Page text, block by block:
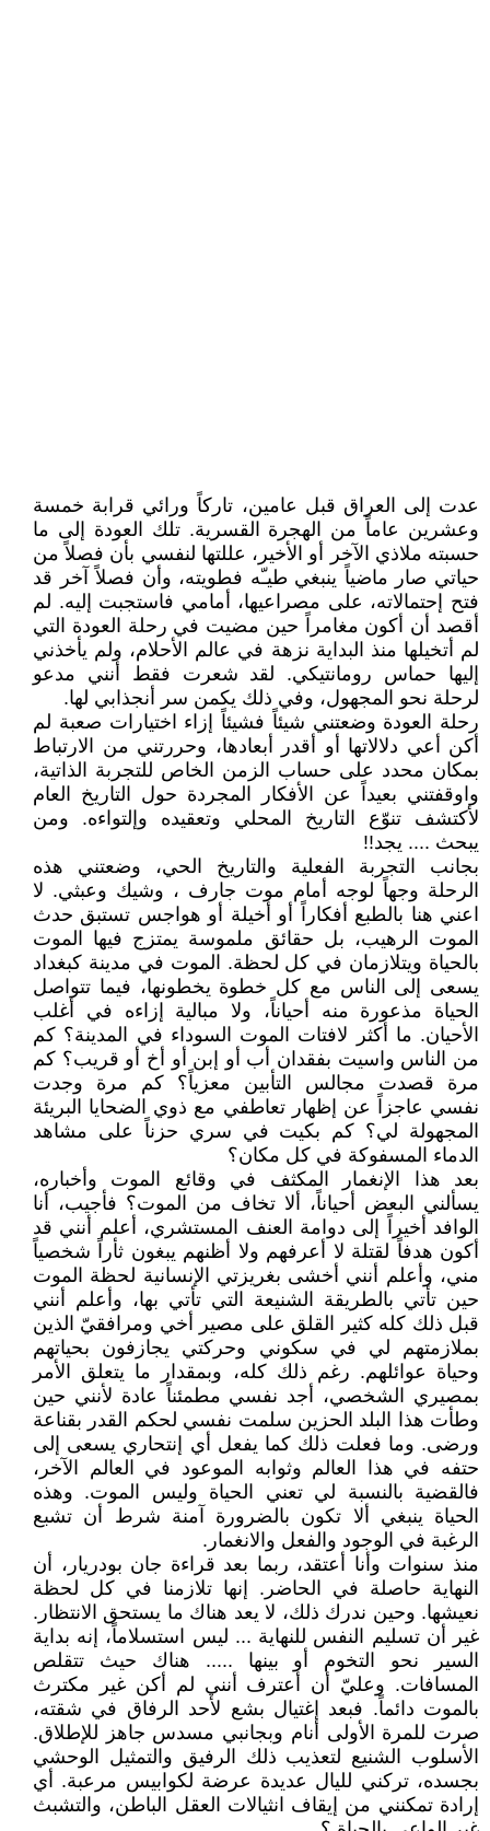
عدت إلى العراق قبل عامين، تاركاً ورائي قرابة خمسة
وعشرين عاماً من الهجرة القسرية. تلك العودة إلى ما
حسبته ملاذي الآخر أو الأخير، عللتها لنفسي بأن فصلاً من
حياتي صار ماضياً ينبغي طيـّه فطويته، وأن فصلاً آخر قد
فتح إحتمالاته، على مصراعيها، أمامي فاستجبت إليه. لم
أقصد أن أكون مغامراً حين مضيت في رحلة العودة التي
لم أتخيلها منذ البداية نزهة في عالم الأحلام، ولم يأخذني
إليها حماس رومانتيكي. لقد شعرت فقط أنني مدعو
لرحلة نحو المجهول، وفي ذلك يكمن سر أنجذابي لها.
رحلة العودة وضعتني شيئاً فشيئاً إزاء اختيارات صعبة لم
أكن أعي دلالاتها أو أقدر أبعادها، وحررتني من الارتباط
بمكان محدد على حساب الزمن الخاص للتجربة الذاتية،
واوقفتني بعيداً عن الأفكار المجردة حول التاريخ العام
لأكتشف تنوّع التاريخ المحلي وتعقيده وإلتواءه. ومن
يبحث .... يجد!!
بجانب التجربة الفعلية والتاريخ الحي، وضعتني هذه
الرحلة وجهاً لوجه أمام موت جارف ، وشيك وعبثي. لا
اعني هنا بالطبع أفكاراً أو أخيلة أو هواجس تستبق حدث
الموت الرهيب، بل حقائق ملموسة يمتزج فيها الموت
بالحياة ويتلازمان في كل لحظة. الموت في مدينة كبغداد
يسعى إلى الناس مع كل خطوة يخطونها، فيما تتواصل
الحياة مذعورة منه أحياناً، ولا مبالية إزاءه في أغلب
الأحيان. ما أكثر لافتات الموت السوداء في المدينة؟ كم
من الناس واسيت بفقدان أب أو إبن أو أخ أو قريب؟ كم
مرة قصدت مجالس التأبين معزياً؟ كم مرة وجدت
نفسي عاجزاً عن إظهار تعاطفي مع ذوي الضحايا البريئة
المجهولة لي؟ كم بكيت في سري حزناً على مشاهد
الدماء المسفوكة في كل مكان؟
بعد هذا الإنغمار المكثف في وقائع الموت وأخباره،
يسألني البعض أحياناً، ألا تخاف من الموت؟ فأجيب، أنا
الوافد أخيراً إلى دوامة العنف المستشري، أعلم أنني قد
أكون هدفاً لقتلة لا أعرفهم ولا أظنهم يبغون ثأراً شخصياً
مني، وأعلم أنني أخشى بغريزتي الإنسانية لحظة الموت
حين تأتي بالطريقة الشنيعة التي تأتي بها، وأعلم أنني
قبل ذلك كله كثير القلق على مصير أخي ومرافقيّ الذين
بملازمتهم لي في سكوني وحركتي يجازفون بحياتهم
وحياة عوائلهم. رغم ذلك كله، وبمقدار ما يتعلق الأمر
بمصيري الشخصي، أجد نفسي مطمئناً عادة لأنني حين
وطأت هذا البلد الحزين سلمت نفسي لحكم القدر بقناعة
ورضى. وما فعلت ذلك كما يفعل أي إنتحاري يسعى إلى
حتفه في هذا العالم وثوابه الموعود في العالم الآخر،
فالقضية بالنسبة لي تعني الحياة وليس الموت. وهذه
الحياة ينبغي ألا تكون بالضرورة آمنة شرط أن تشبع
الرغبة في الوجود والفعل والانغمار.
منذ سنوات وأنا أعتقد، ربما بعد قراءة جان بودريار، أن
النهاية حاصلة في الحاضر. إنها تلازمنا في كل لحظة
نعيشها. وحين ندرك ذلك، لا يعد هناك ما يستحق الانتظار.
غير أن تسليم النفس للنهاية ... ليس استسلاماً، إنه بداية
السير نحو التخوم أو بينها ..... هناك حيث تتقلص
المسافات. وعليّ أن أعترف أنني لم أكن غير مكترث
بالموت دائماً. فبعد إغتيال بشع لأحد الرفاق في شقته،
صرت للمرة الأولى أنام وبجانبي مسدس جاهز للإطلاق.
الأسلوب الشنيع لتعذيب ذلك الرفيق والتمثيل الوحشي
بجسده، تركني لليال عديدة عرضة لكوابيس مرعبة. أي
إرادة تمكنني من إيقاف انثيالات العقل الباطن، والتشبث